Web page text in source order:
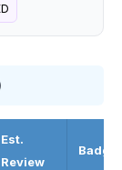
Est.
Review
Badge